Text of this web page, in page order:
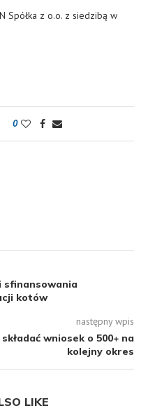
Spółka z o.o. z siedzibą w
0
sfinansowania
kotów
następny wpis
wniosek o 500+ na
kolejny okres
LIKE